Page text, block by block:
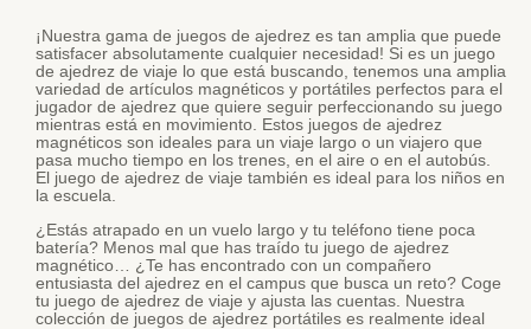
¡Nuestra gama de juegos de ajedrez es tan amplia que puede
satisfacer absolutamente cualquier necesidad! Si es un juego
de ajedrez de viaje lo que está buscando, tenemos una amplia
variedad de artículos magnéticos y portátiles perfectos para el
jugador de ajedrez que quiere seguir perfeccionando su juego
mientras está en movimiento. Estos juegos de ajedrez
magnéticos son ideales para un viaje largo o un viajero que
pasa mucho tiempo en los trenes, en el aire o en el autobús.
El juego de ajedrez de viaje también es ideal para los niños en
la escuela.
¿Estás atrapado en un vuelo largo y tu teléfono tiene poca
batería? Menos mal que has traído tu juego de ajedrez
magnético… ¿Te has encontrado con un compañero
entusiasta del ajedrez en el campus que busca un reto? Coge
tu juego de ajedrez de viaje y ajusta las cuentas. Nuestra
colección de juegos de ajedrez portátiles es realmente ideal